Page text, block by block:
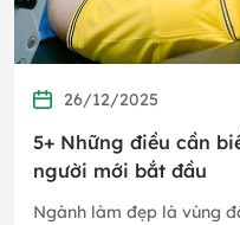
26/12/2025
5+ Những điều cần
người mới bắt đầu
Ngành làm đẹp là vùng